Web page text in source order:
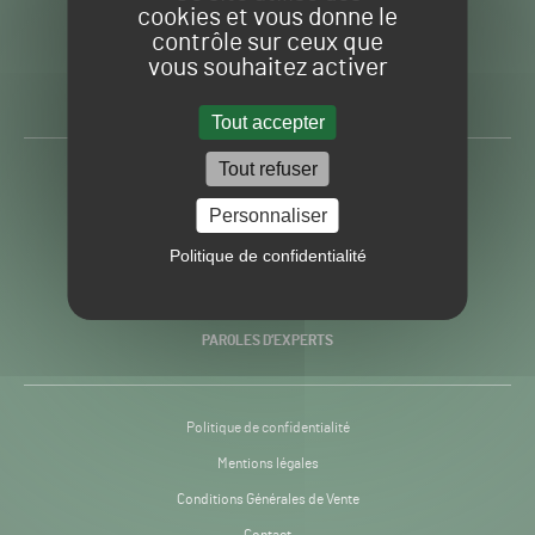
cookies et vous donne le
contrôle sur ceux que
vous souhaitez activer
Tout accepter
Tout refuser
Personnaliser
Politique de confidentialité
Gazon
Sport
H24
-
Toute l’info autour du
PRATIQUES
PAROLES D’EXPERTS
Politique de confidentialité
Mentions légales
Conditions Générales de Vente